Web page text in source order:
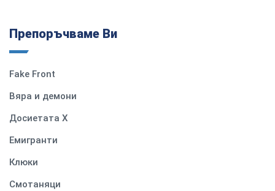
Препоръчваме Ви
Fake Front
Вяра и демони
Досиетата Х
Емигранти
Клюки
Смотаняци